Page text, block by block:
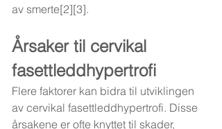
av smerte[2][3].
Årsaker til cervikal
fasettleddhypertrofi
Flere faktorer kan bidra til utviklingen
av cervikal fasettleddhypertrofi. Disse
årsakene er ofte knyttet til skader,